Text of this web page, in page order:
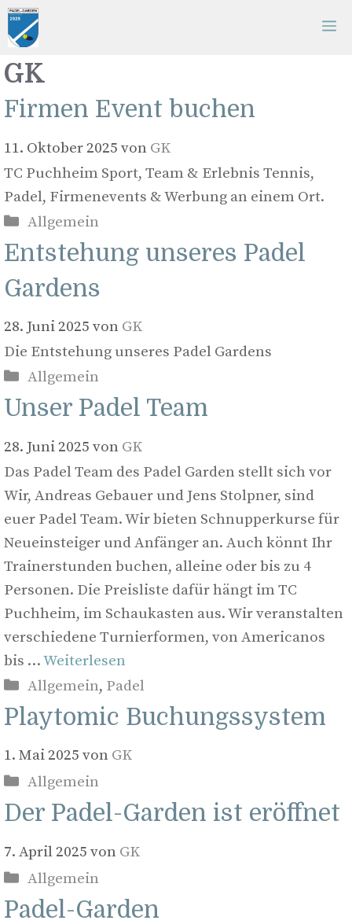
Zum
Inhalt
GK
Firmen Event buchen
11. Oktober 2025 von GK
TC Puchheim Sport, Team & Erlebnis Tennis,
Padel, Firmenevents & Werbung an einem Ort.
Kategorien
Allgemein
Entstehung unseres Padel
Gardens
28. Juni 2025 von GK
Die Entstehung unseres Padel Gardens
Kategorien
Allgemein
Unser Padel Team
28. Juni 2025 von GK
Das Padel Team des Padel Garden stellt sich vor
Wir, Andreas Gebauer und Jens Stolpner, sind
euer Padel Team. Wir bieten Schnupperkurse für
Neueinsteiger und Anfänger an. Auch könnt Ihr
Trainerstunden buchen, alleine oder bis zu 4
Personen. Die Preisliste dafür hängt im TC
Puchheim, im Schaukasten aus. Wir veranstalten
verschiedene Turnierformen, von Americanos
bis …Weiterlesen
Kategorien
Allgemein, Padel
Playtomic Buchungssystem
1. Mai 2025 von GK
Kategorien
Allgemein
Der Padel-Garden ist eröffnet
7. April 2025 von GK
Kategorien
Allgemein
Padel-Garden